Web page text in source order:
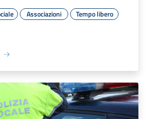
Associazioni Tempo libero